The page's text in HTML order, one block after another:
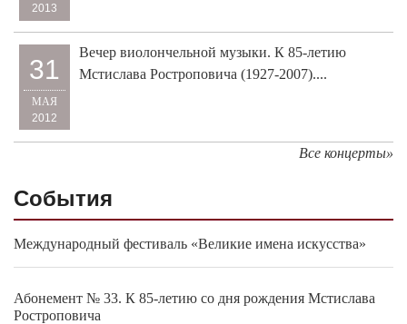
2013
31
МАЯ
2012
Вечер виолончельной музыки. К 85-летию
Мстислава Ростроповича (1927-2007)....
Все концерты»
События
Международный фестиваль «Великие имена искусства»
Абонемент № 33. К 85-летию со дня рождения Мстислава
Ростроповича